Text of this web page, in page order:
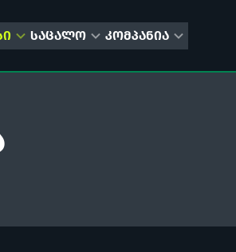
ᲡᲐᲪᲐᲚᲝ ᲙᲝᲛᲞᲐᲜᲘᲐ